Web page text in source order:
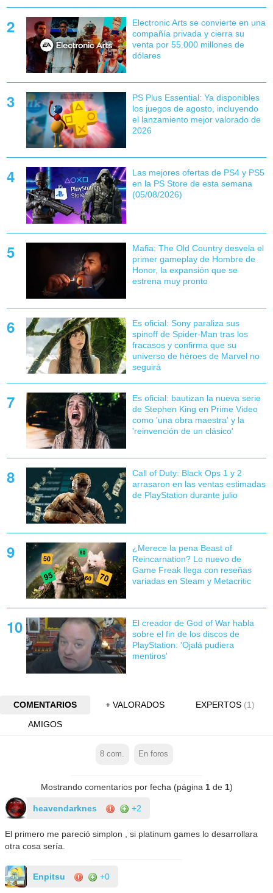
Electronic Arts se convierte en una
compañía privada y cierra su
venta por 55.000 millones de
dólares
PS Plus Essential: Ya disponibles
los juegos de agosto, incluyendo
el lanzamiento mejor valorado de
2026
Las mejores ofertas de PS4 y PS5
en la PS Store de esta semana
(05/08/2026)
Mafia: The Old Country desvela el
primer gameplay de Hombre de
Honor, la expansión que se
estrena muy pronto
Es oficial: Sony paraliza sus
spinoff de Spider-Man tras los
fracasos y confirma que su
universo de héroes de Marvel no
seguirá
Es oficial: bautizan la nueva serie
de Stephen King en Prime Video
como 'una obra maestra' y la
'reinvención de un clásico'
Call of Duty: Black Ops 1 y 2
arrasaron en las ventas estimadas
de PlayStation durante julio
¿Merece la pena Beast of
Reincarnation? Lo nuevo de
Game Freak llega con reseñas
variadas en Steam y Metacritic
El creador de God of War habla
sobre el fin de los discos de
PlayStation: 'Ojalá pudiera
mentiros'
COMENTARIOS + VALORADOS EXPERTOS (1)
AMIGOS
8 com. En foros
Mostrando comentarios por fecha (página 1de 1)
heavendarknes +2
El primero me pareció simplon , si platinum games lo desarrollara
otra cosa sería.
Enpitsu +0